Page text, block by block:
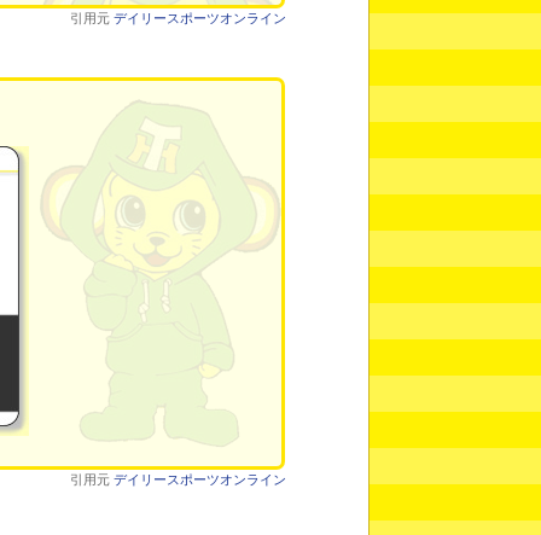
引用元 デイリースポーツオンライン
引用元 デイリースポーツオンライン